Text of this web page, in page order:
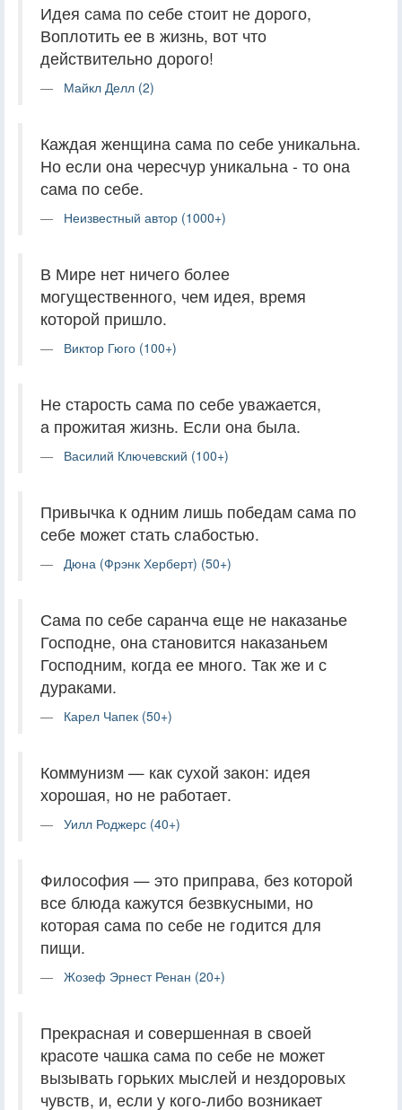
Идея сама по себе стоит не дорого,
Воплотить ее в жизнь, вот что
действительно дорого!
Майкл Делл (2)
Каждая женщина сама по себе уникальна.
Но если она чересчур уникальна - то она
сама по себе.
Неизвестный автор (1000+)
В Мире нет ничего более
могущественного, чем идея, время
которой пришло.
Виктор Гюго (100+)
Не старость сама по себе уважается,
а прожитая жизнь. Если она была.
Василий Ключевский (100+)
Привычка к одним лишь победам сама по
себе может стать слабостью.
Дюна (Фрэнк Херберт) (50+)
Сама по себе саранча еще не наказанье
Господне, она становится наказаньем
Господним, когда ее много. Так же и с
дураками.
Карел Чапек (50+)
Коммунизм — как сухой закон: идея
хорошая, но не работает.
Уилл Роджерс (40+)
Философия — это приправа, без которой
все блюда кажутся безвкусными, но
которая сама по себе не годится для
пищи.
Жозеф Эрнест Ренан (20+)
Прекрасная и совершенная в своей
красоте чашка сама по себе не может
вызывать горьких мыслей и нездоровых
чувств, и, если у кого-либо возникает